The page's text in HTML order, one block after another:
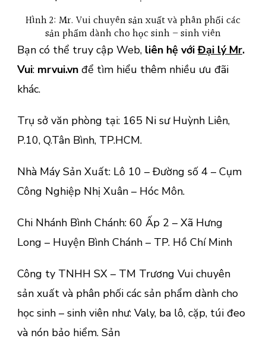
Hình 2: Mr. Vui chuyên sản xuất và phân phối các
sản phẩm dành cho học sinh – sinh viên
Bạn có thể truy cập Web, liên hệ vớiĐại lý Mr.
Vui: mrvui.vn để tìm hiểu thêm nhiều ưu đãi
khác.
Trụ sở văn phòng tại: 165 Ni sư Huỳnh Liên,
P.10, Q.Tân Bình, TP.HCM.
Nhà Máy Sản Xuất: Lô 10 – Đường số 4 – Cụm
Công Nghiệp Nhị Xuân – Hóc Môn.
Chi Nhánh Bình Chánh: 60 Ấp 2 – Xã Hưng
Long – Huyện Bình Chánh – TP. Hồ Chí Minh
Công ty TNHH SX – TM Trương Vui chuyên
sản xuất và phân phối các sản phẩm dành cho
học sinh – sinh viên như: Valy, ba lô, cặp, túi đeo
và nón bảo hiểm. Sản